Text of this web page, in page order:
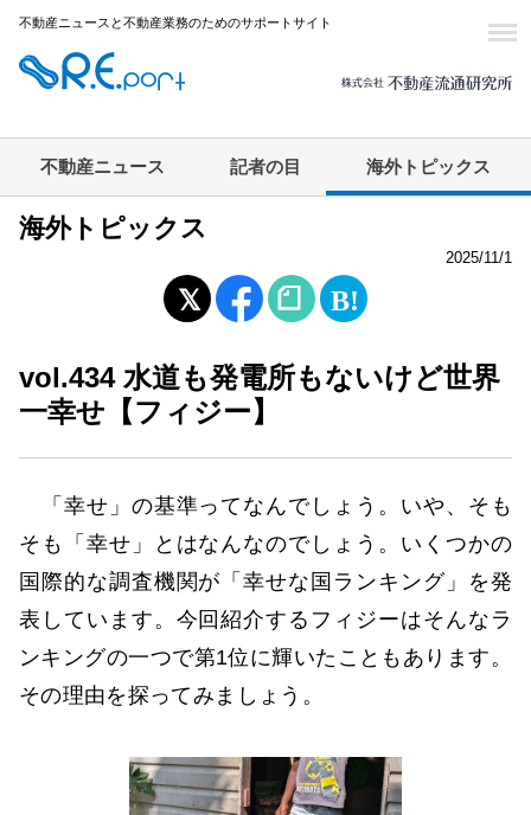
不動産ニュースと不動産業務のためのサポートサイト
不動産ニュース 記者の目 海外トピックス
海外トピックス
2025/11/1
vol.434 水道も発電所もないけど世界
一幸せ【フィジー】
「幸せ」の基準ってなんでしょう。いや、そも
そも「幸せ」とはなんなのでしょう。いくつかの
国際的な調査機関が「幸せな国ランキング」を発
表しています。今回紹介するフィジーはそんなラ
ンキングの一つで第1位に輝いたこともあります。
その理由を探ってみましょう。